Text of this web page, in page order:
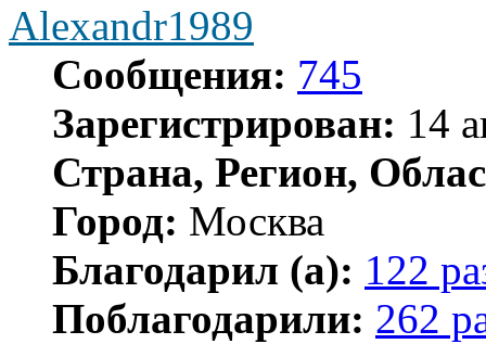
Alexandr1989
Сообщения: 745
Зарегистрирован: 14
Страна, Регион,
Город: Москва
Благодарил (а): 122
Поблагодарили: 262